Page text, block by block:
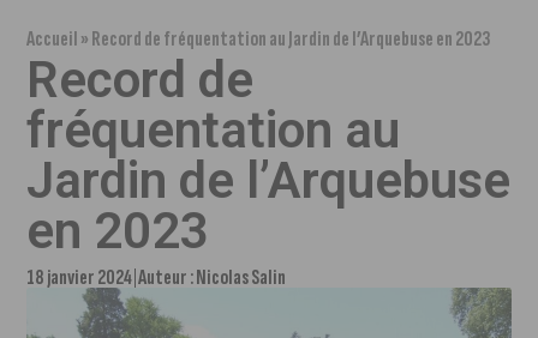
Accueil»Record de fréquentation au Jardin de l’Arquebuse en 2023
Record de
fréquentation au
Jardin de l’Arquebuse
en 2023
18 janvier 2024 Auteur :Nicolas Salin